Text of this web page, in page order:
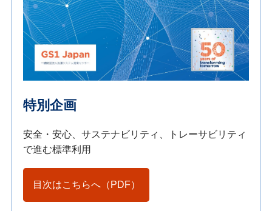
特別企画
安全・安心、サステナビリティ、トレーサビリティ
で進む標準利用
目次はこちらへ（PDF）